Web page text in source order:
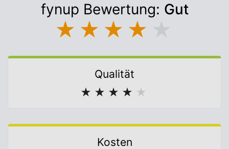
fynup Bewertung: Gut
★ ★ ★ ★
Qualität
★ ★ ★ ★ ★
Kosten